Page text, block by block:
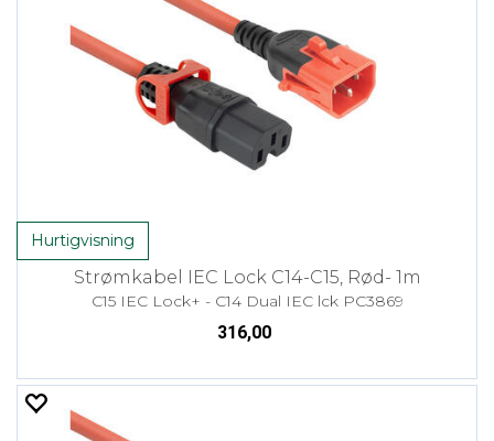
Hurtigvisning
Strømkabel IEC Lock C14-C15, Rød- 1m
C15 IEC Lock+ - C14 Dual IEC lck PC3869
316,00